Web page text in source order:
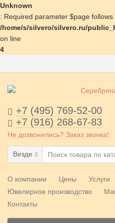
Unknown
: Required parameter $page
/home/s/silvero/silvero.ru/
on line
4
+7 (495) 769-52-00
+7 (916) 268-67-83
Не дозвонились? Заказ звонка!
Везде
О компании Цены Услуги
Ювелирное производство
Контакты